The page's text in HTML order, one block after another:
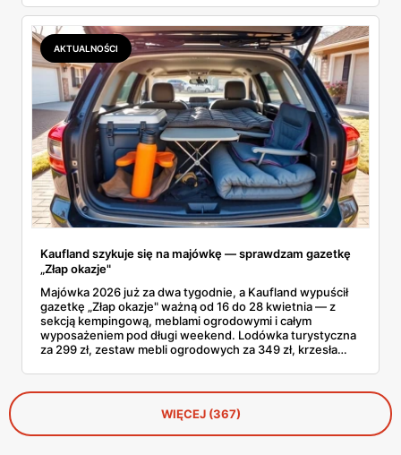
gazetce Kaufland się kalkuluje, czy są pozycje, na których
lepiej nie tracić kasy? Sprawdzałem pozycja po pozycji i
mam 15 konkretów z Kauflandu, które naprawdę się
opłacają.
AKTUALNOŚCI
Kaufland szykuje się na majówkę — sprawdzam gazetkę
„Złap okazje"
Majówka 2026 już za dwa tygodnie, a Kaufland wypuścił
gazetkę „Złap okazje" ważną od 16 do 28 kwietnia — z
sekcją kempingową, meblami ogrodowymi i całym
wyposażeniem pod długi weekend. Lodówka turystyczna
za 299 zł, zestaw mebli ogrodowych za 349 zł, krzesła
przejrzałem całą gazetkę strona po stronie i wybrałem to,
co faktycznie ma sens kupić przed wyjazdem.
WIĘCEJ (367)